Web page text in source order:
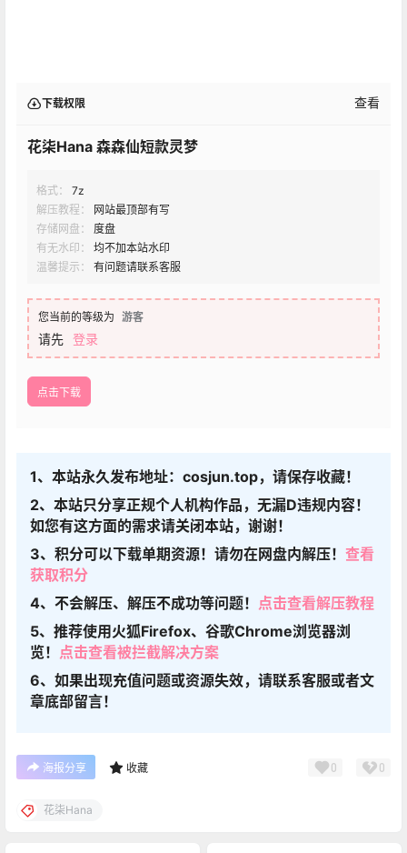
下载权限 查看
花柒Hana 森森仙短款灵梦
格式：
7z
解压教程：
网站最顶部有写
存储网盘：
度盘
有无水印：
均不加本站水印
温馨提示：
有问题请联系客服
您当前的等级为 游客
请先 登录
点击下载
1、本站永久发布地址：cosjun.top，请保存收藏！
2、本站只分享正规个人机构作品，无漏D违规内容！
如您有这方面的需求请关闭本站，谢谢！
3、积分可以下载单期资源！请勿在网盘内解压！ 查看
获取积分
4、不会解压、解压不成功等问题！ 点击查看解压教程
5、推荐使用火狐Firefox、谷歌Chrome浏览器浏
览！ 点击查看被拦截解决方案
6、如果出现充值问题或资源失效，请联系客服或者文
章底部留言！
海报分享 收藏 0 0
花柒Hana